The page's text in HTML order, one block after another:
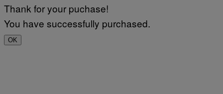
Thank for your puchase!
You have successfully purchased.
OK